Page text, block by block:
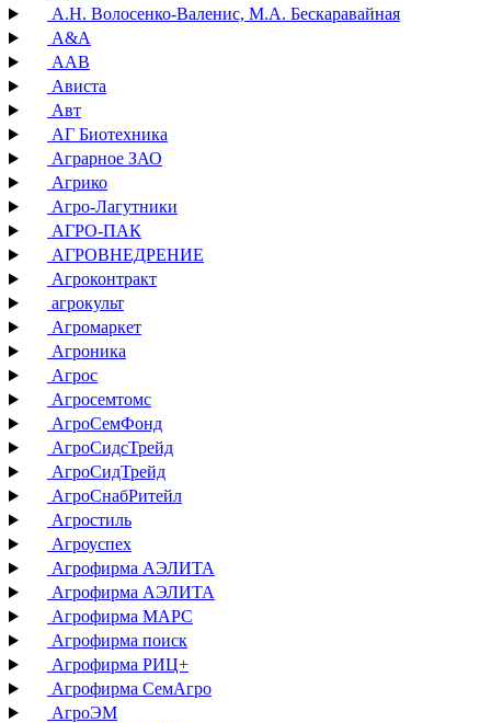
А.Н. Волосенко-Валенис, М.А. Бескаравайная
А&А
ААВ
Ависта
Авт
АГ Биотехника
Аграрное ЗАО
Агрико
Агро-Лагутники
АГРО-ПАК
АГРОВНЕДРЕНИЕ
Агроконтракт
агрокульт
Агромаркет
Агроника
Агрос
Агросемтомс
АгроСемФонд
АгроСидсТрейд
АгроСидТрейд
АгроСнабРитейл
Агростиль
Агроуспех
Агрофирма АЭЛИТА
Агрофирма АЭЛИТА
Агрофирма МАРС
Агрофирма поиск
Агрофирма РИЦ+
Агрофирма СемАгро
АгроЭМ